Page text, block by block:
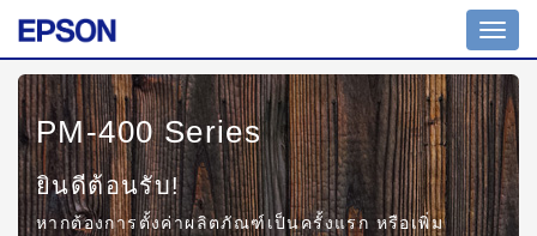
PM-400 Series
ยินดีต้อนรับ!
หากต้องการตั้งค่าผลิตภัณฑ์เป็นครั้งแรก หรือเพิ่ม